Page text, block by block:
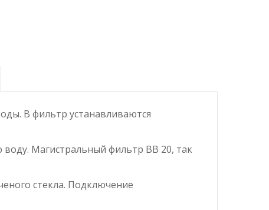
В фильтр устанавливаются
Магистральный фильтр BB 20, так
стекла. Подключение